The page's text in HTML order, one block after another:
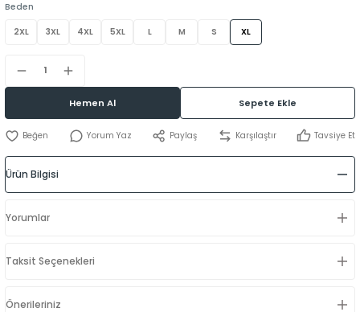
Beden
2XL 3XL 4XL 5XL L M S XL
Hemen Al Sepete Ekle
Yorum Yaz Paylaş Karşılaştır Tavsiye Et
Ürün Bilgisi
Yorumlar
Taksit Seçenekleri
Önerileriniz